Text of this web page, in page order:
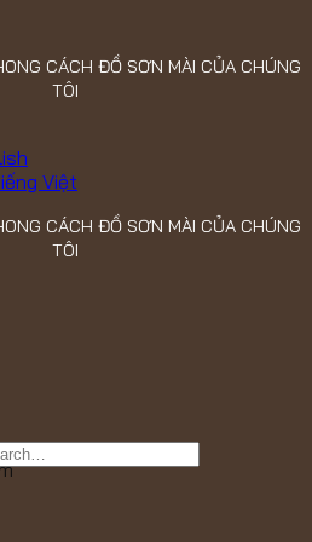
CÁCH ĐỒ SƠN MÀI CỦA CHÚNG
TÔI
Việt
CÁCH ĐỒ SƠN MÀI CỦA CHÚNG
TÔI